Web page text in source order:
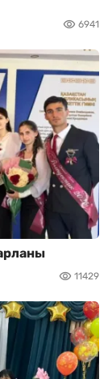
6941
11429